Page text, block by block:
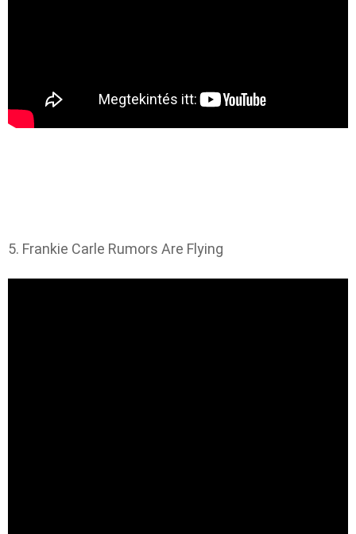
5. Frankie Carle Rumors Are Flying